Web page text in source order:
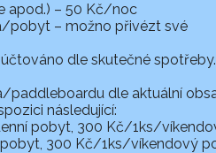
apod.) – 50 Kč/noc
pobyt – možno přivézt své
dle skutečné spotřeby.
dle aktuální
následující:
pobyt, 300 Kč/1ks/
300 Kč/1ks/víkendový